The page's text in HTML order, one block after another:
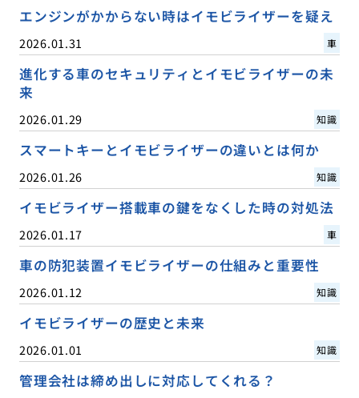
エンジンがかからない時はイモビライザーを疑え
2026.01.31 車
進化する車のセキュリティとイモビライザーの未
来
2026.01.29 知識
スマートキーとイモビライザーの違いとは何か
2026.01.26 知識
イモビライザー搭載車の鍵をなくした時の対処法
2026.01.17 車
車の防犯装置イモビライザーの仕組みと重要性
2026.01.12 知識
イモビライザーの歴史と未来
2026.01.01 知識
管理会社は締め出しに対応してくれる？